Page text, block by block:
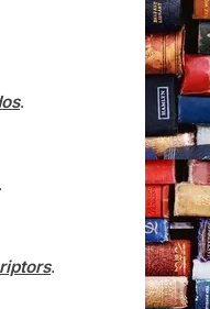
.
.